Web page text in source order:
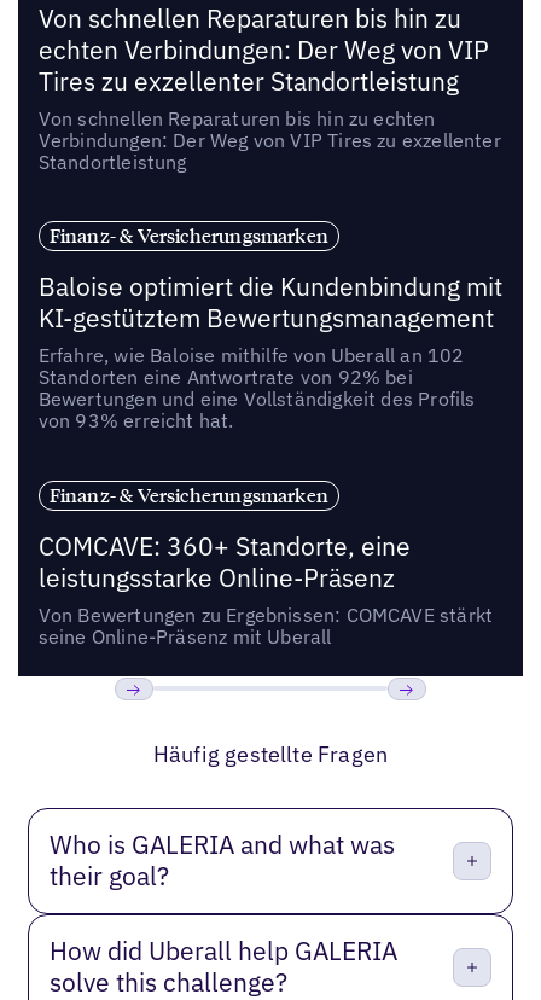
Von schnellen Reparaturen bis hin zu
echten Verbindungen: Der Weg von VIP
Tires zu exzellenter Standortleistung
Von schnellen Reparaturen bis hin zu echten
Verbindungen: Der Weg von VIP Tires zu exzellenter
Standortleistung
Finanz- & Versicherungsmarken
Baloise optimiert die Kundenbindung mit
KI-gestütztem Bewertungsmanagement
Erfahre, wie Baloise mithilfe von Uberall an 102
Standorten eine Antwortrate von 92% bei
Bewertungen und eine Vollständigkeit des Profils
von 93% erreicht hat.
Finanz- & Versicherungsmarken
COMCAVE: 360+ Standorte, eine
leistungsstarke Online-Präsenz
Von Bewertungen zu Ergebnissen: COMCAVE stärkt
seine Online-Präsenz mit Uberall
Häufig gestellte Fragen
Who is GALERIA and what was
their goal?
How did Uberall help GALERIA
solve this challenge?